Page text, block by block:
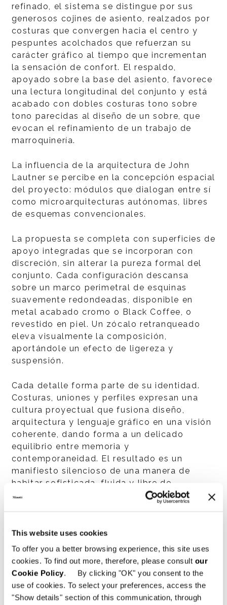
This website uses cookies
To offer you a better browsing experience, this site uses
cookies. To find out more, therefore, please consult our
Cookie Policy. By clicking "OK" you consent to the
use of cookies. To select your preferences, access the
"Show details" section of this communication, through
refinado, el sistema se distingue por sus
generosos cojines de asiento, realzados por
costuras que convergen hacia el centro y
pespuntes acolchados que refuerzan su
carácter gráfico al tiempo que incrementan
la sensación de confort. El respaldo,
apoyado sobre la base del asiento, favorece
una lectura longitudinal del conjunto y está
acabado con dobles costuras tono sobre
tono parecidas al diseño de un sobre, que
evocan el refinamiento de un trabajo de
marroquinería.
La influencia de la arquitectura de John
Lautner se percibe en la concepción espacial
del proyecto: módulos que dialogan entre sí
como microarquitecturas autónomas, libres
de esquemas convencionales.
La propuesta se completa con superficies de
apoyo integradas que se incorporan con
discreción, sin alterar la pureza formal del
conjunto. Cada configuración descansa
sobre un marco perimetral de esquinas
suavemente redondeadas, disponible en
metal acabado cromo o Black Coffee, o
revestido en piel. Un zócalo retranqueado
eleva visualmente la composición,
aportándole un efecto de ligereza y
suspensión.
Cada detalle forma parte de su identidad.
Costuras, uniones y perfiles expresan una
cultura proyectual que fusiona diseño,
arquitectura y lenguaje gráfico en una visión
coherente, dando forma a un delicado
equilibrio entre memoria y
contemporaneidad. El resultado es un
manifiesto silencioso de una manera de
habitar sofisticada, fluida y libre de
convencionalismos.
madera con certificación FSC